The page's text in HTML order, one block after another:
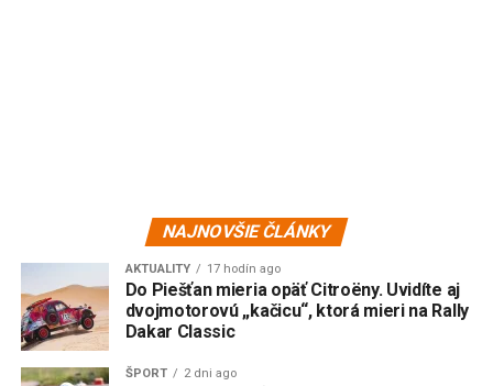
NAJNOVŠIE ČLÁNKY
AKTUALITY 17 hodín ago
Do Piešťan mieria opäť Citroëny. Uvidíte aj
dvojmotorovú „kačicu“, ktorá mieri na Rally
Dakar Classic
ŠPORT 2 dni ago